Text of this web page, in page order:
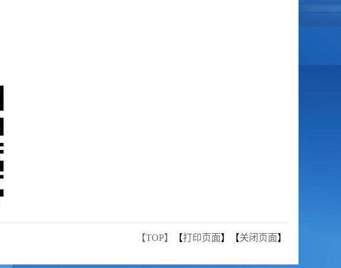
【TOP】 【打印页面】【关闭页面】